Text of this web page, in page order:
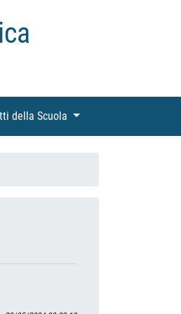
della Scuola (current)